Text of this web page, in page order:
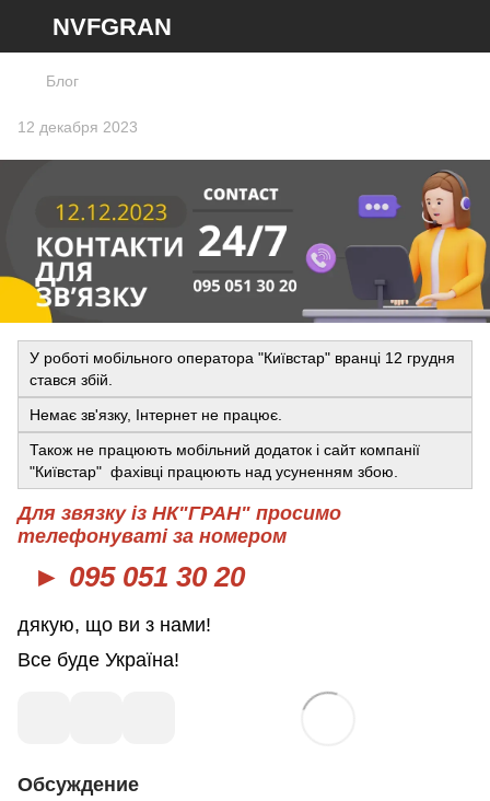
NVFGRAN
Блог
12 декабря 2023
У роботі мобільного оператора "Київстар" вранці 12 грудня
стався збій.
Немає зв'язку, Інтернет не працює.
Також не працюють мобільний додаток і сайт компанії
"Київстар" фахівці працюють над усуненням збою.
Для звязку із НК"ГРАН" просимо
телефонуваті за номером
► 095 051 30 20
дякую, що ви з нами!
Все буде Україна!
Обсуждение